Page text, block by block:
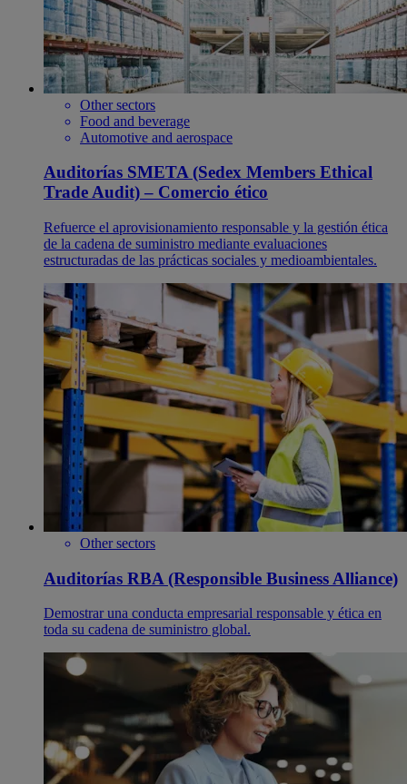
Other sectors
Food and beverage
Automotive and aerospace
Auditorías SMETA (Sedex Members Ethical
Trade Audit) – Comercio ético
Refuerce el aprovisionamiento responsable y la gestión ética
de la cadena de suministro mediante evaluaciones
estructuradas de las prácticas sociales y medioambientales.
Other sectors
Auditorías RBA (Responsible Business Alliance)
Demostrar una conducta empresarial responsable y ética en
toda su cadena de suministro global.